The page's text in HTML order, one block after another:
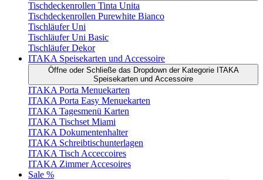
Tischdeckenrollen Tinta Unita
Tischdeckenrollen Purewhite Bianco
Tischläufer Uni
Tischläufer Uni Basic
Tischläufer Dekor
ITAKA Speisekarten und Accessoire
Öffne oder Schließe das Dropdown der Kategorie ITAKA
Speisekarten und Accessoire
ITAKA Porta Menuekarten
ITAKA Porta Easy Menuekarten
ITAKA Tagesmenü Karten
ITAKA Tischset Miami
ITAKA Dokumentenhalter
ITAKA Schreibtischunterlagen
ITAKA Tisch Acceccoires
ITAKA Zimmer Accesoires
Sale %